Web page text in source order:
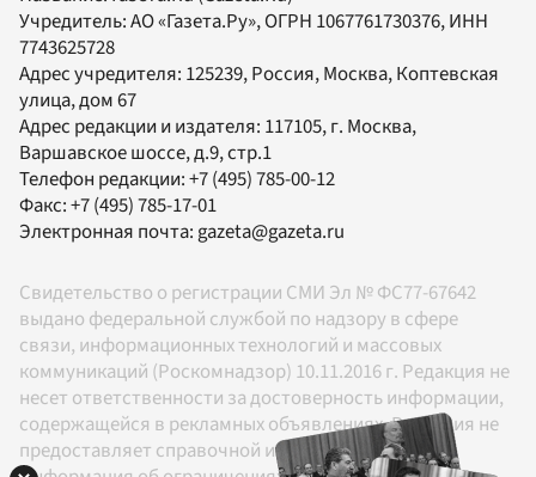
Учредитель:АО «Газета.Ру», ОГРН 1067761730376, ИНН
7743625728
Адрес учредителя: 125239, Россия, Москва, Коптевская
улица, дом 67
Адрес редакции и издателя: 117105, г. Москва,
Варшавское шоссе, д.9, стр.1
Телефон редакции:+7 (495) 785-00-12
Факс:+7 (495) 785-17-01
Электронная почта:gazeta@gazeta.ru
Свидетельство о регистрации СМИ Эл № ФС77-67642
выдано федеральной службой по надзору в сфере
связи, информационных технологий и массовых
коммуникаций (Роскомнадзор) 10.11.2016 г. Редакция не
несет ответственности за достоверность информации,
содержащейся в рекламных объявлениях. Редакция не
предоставляет справочной информации.